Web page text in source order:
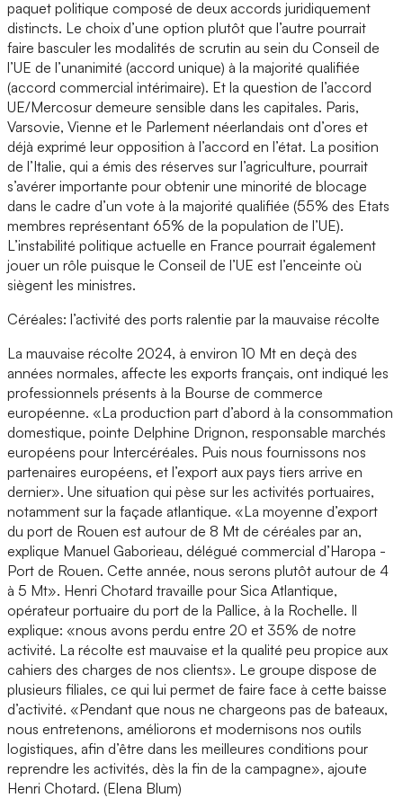
paquet politique composé de deux accords juridiquement
distincts. Le choix d’une option plutôt que l’autre pourrait
faire basculer les modalités de scrutin au sein du Conseil de
l’UE de l’unanimité (accord unique) à la majorité qualifiée
(accord commercial intérimaire). Et la question de l’accord
UE/Mercosur demeure sensible dans les capitales. Paris,
Varsovie, Vienne et le Parlement néerlandais ont d’ores et
déjà exprimé leur opposition à l’accord en l’état. La position
de l’Italie, qui a émis des réserves sur l’agriculture, pourrait
s’avérer importante pour obtenir une minorité de blocage
dans le cadre d’un vote à la majorité qualifiée (55% des Etats
membres représentant 65% de la population de l’UE).
L’instabilité politique actuelle en France pourrait également
jouer un rôle puisque le Conseil de l’UE est l’enceinte où
siègent les ministres.
Céréales: l’activité des ports ralentie par la mauvaise récolte
La mauvaise récolte 2024, à environ 10 Mt en deçà des
années normales, affecte les exports français, ont indiqué les
professionnels présents à la Bourse de commerce
européenne. «La production part d’abord à la consommation
domestique, pointe Delphine Drignon, responsable marchés
européens pour Intercéréales. Puis nous fournissons nos
partenaires européens, et l’export aux pays tiers arrive en
dernier». Une situation qui pèse sur les activités portuaires,
notamment sur la façade atlantique. «La moyenne d’export
du port de Rouen est autour de 8 Mt de céréales par an,
explique Manuel Gaborieau, délégué commercial d’Haropa -
Port de Rouen. Cette année, nous serons plutôt autour de 4
à 5 Mt». Henri Chotard travaille pour Sica Atlantique,
opérateur portuaire du port de la Pallice, à la Rochelle. Il
explique: «nous avons perdu entre 20 et 35% de notre
activité. La récolte est mauvaise et la qualité peu propice aux
cahiers des charges de nos clients». Le groupe dispose de
plusieurs filiales, ce qui lui permet de faire face à cette baisse
d’activité. «Pendant que nous ne chargeons pas de bateaux,
nous entretenons, améliorons et modernisons nos outils
logistiques, afin d’être dans les meilleures conditions pour
reprendre les activités, dès la fin de la campagne», ajoute
Henri Chotard. (Elena Blum)